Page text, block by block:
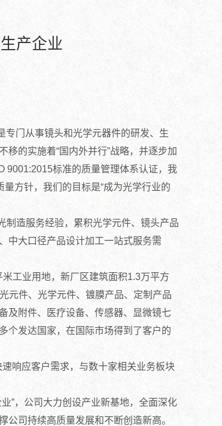
产企业
门从事镜头和光学元器件的研发、生
的实施着“国内外并行”战略，并逐步加
9001:2015标准的质量管理体系认证，我
方针，我们的目标是“成为光学行业的
造服务经验，累积光学元件、镜头产品
中大口径产品设计加工一站式服务需
工业用地，新厂区建筑面积1.3万平方
元件、光学元件、镀膜产品、定制产品
及附件、医疗设备、传感器、显微镜七
个发达国家，在国际市场得到了客户的
响应客户需求，与数十家相关业务板块
”，公司大力创设产业新基地，全面深化
司持续高质量发展和不断创造新高。